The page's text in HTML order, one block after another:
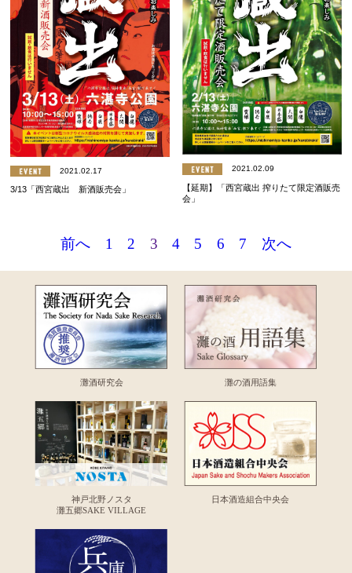
2021.02.17
3/13「西宮蔵出 新酒販売会」
2021.02.09
【延期】「西宮蔵出 搾りたて限定酒販売
会」
前へ 1 2 3 4 5 6 7 次へ
灘酒研究会 灘の酒用語集
神戸北野ノスタ
灘五郷SAKE VILLAGE
日本酒造組合中央会